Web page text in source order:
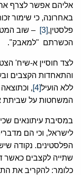
אליהם אפשר לצרף
באחרונה, כי שימור
פלסטין,[3]
– שוב
הכשרתם "למאבק".
לצד חוסיין א-שיח'
והתאחדות הקצבים
ללא הועיל[4]
,
המשחטות על שביתת
במסיבת עיתונאים
לישראל, וכי הם
הפלסטינים. נקודה
שתייה לקצבים
כלומר: להקריב את